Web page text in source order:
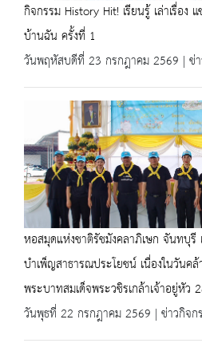
กิจกรรม History Hit! เรียนรู้ เล่าเรื่อง
บ้านฉัน ครั้งที่ 1
วันพฤหัสบดีที่ 23 กรกฎาคม 2569 | ข่
หอสมุดแห่งชาติรัชมังคลาภิเษก จันทบุรี
บำเพ็ญสาธารณประโยชน์ เนื่องในวันค
พระบาทสมเด็จพระวชิรเกล้าเจ้าอยู่หัว
วันพุธที่ 22 กรกฎาคม 2569 | ข่าวกิจก